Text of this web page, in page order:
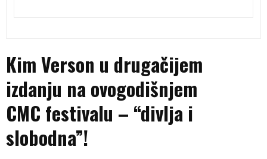
Kim Verson u drugačijem
izdanju na ovogodišnjem
CMC festivalu – “divlja i
slobodna”!